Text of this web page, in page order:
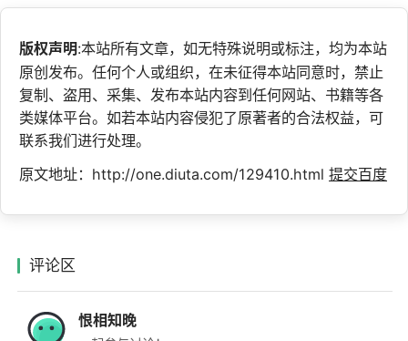
版权声明:本站所有文章，如无特殊说明或标注，均为本站
原创发布。任何个人或组织，在未征得本站同意时，禁止
复制、盗用、采集、发布本站内容到任何网站、书籍等各
类媒体平台。如若本站内容侵犯了原著者的合法权益，可
联系我们进行处理。
原文地址：http://one.diuta.com/129410.html 提交百度
评论区
恨相知晚